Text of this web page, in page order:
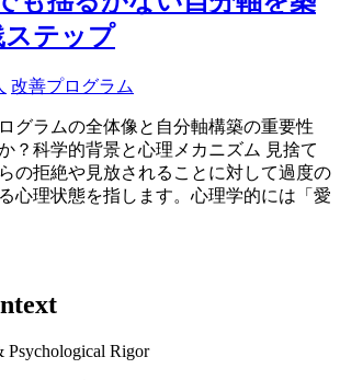
ステップ
改善プログラム
グラムの全体像と自分軸構築の重要性
？科学的背景と心理メカニズム 見捨て
の拒絶や見放されることに対して過度の
心理状態を指します。心理学的には「愛
Psychological Rigor